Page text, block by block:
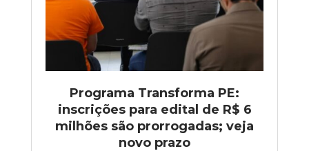
Programa Transforma PE:
inscrições para edital de R$ 6
milhões são prorrogadas; veja
novo prazo